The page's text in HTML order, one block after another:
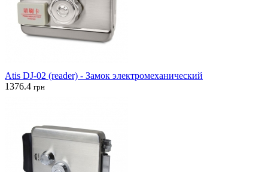
Atis DJ-02 (reader) - Замок электромеханический
1376.4 грн